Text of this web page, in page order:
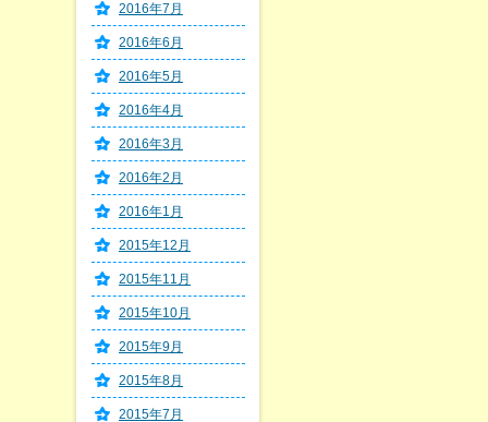
2016年7月
2016年6月
2016年5月
2016年4月
2016年3月
2016年2月
2016年1月
2015年12月
2015年11月
2015年10月
2015年9月
2015年8月
2015年7月